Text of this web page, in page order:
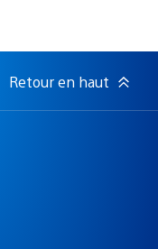
Retour en haut